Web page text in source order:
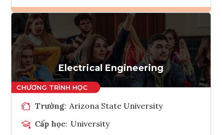
Ghi danh
Tham vấn Interlink
Electrical Engineering
Trường: Arizona State University
Cấp học: University